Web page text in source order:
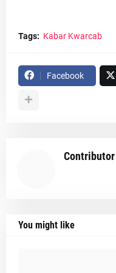
Tags: Kabar Kwarcab
Facebook
Contributor
You might like